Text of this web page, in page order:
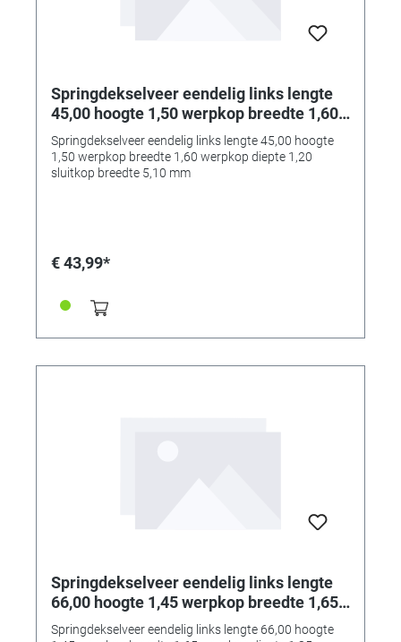
Springdekselveer eendelig links lengte
45,00 hoogte 1,50 werpkop breedte 1,60
werpkop diepte 1,20 sluitkop breedte
5,10 mm
Springdekselveer eendelig links lengte 45,00 hoogte
1,50 werpkop breedte 1,60 werpkop diepte 1,20
sluitkop breedte 5,10 mm
€ 43,99*
Springdekselveer eendelig links lengte
66,00 hoogte 1,45 werpkop breedte 1,65
werpkop diepte 1,35 sluitkop breedte
Springdekselveer eendelig links lengte 66,00 hoogte